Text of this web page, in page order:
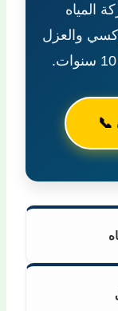
المياه
والعزل
📞